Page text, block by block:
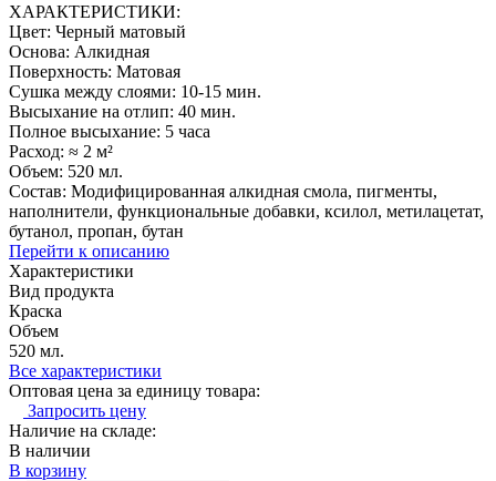
ХАРАКТЕРИСТИКИ:
Цвет: Черный матовый
Основа: Алкидная
Поверхность: Матовая
Сушка между слоями: 10-15 мин.
Высыхание на отлип: 40 мин.
Полное высыхание: 5 часа
Расход: ≈ 2 м²
Объем: 520 мл.
Состав: Модифицированная алкидная смола, пигменты,
наполнители, функциональные добавки, ксилол, метилацетат,
бутанол, пропан, бутан
Перейти к описанию
Характеристики
Вид продукта
Краска
Объем
520 мл.
Все характеристики
Оптовая цена за единицу товара:
Запросить цену
Наличие на складе:
В наличии
В корзину